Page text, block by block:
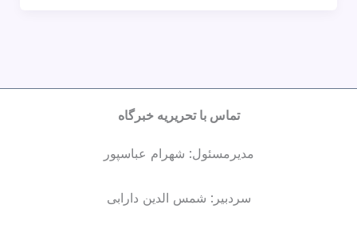
تماس با تحریریه خبرگاه
مدیرمسئول: شهرام عباسپور
سردبیر: شمس الدین دارابی